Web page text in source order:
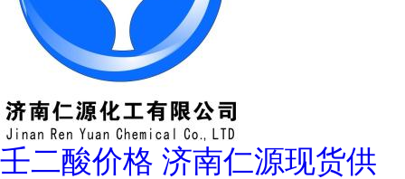
壬二酸价格 济南仁源现货供